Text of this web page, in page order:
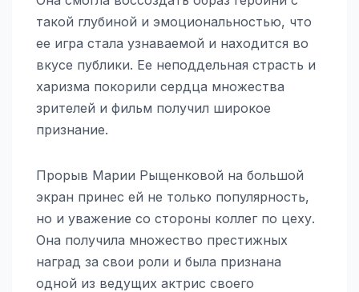
такой глубиной и эмоциональностью, что
ее игра стала узнаваемой и находится во
вкусе публики. Ее неподдельная страсть и
харизма покорили сердца множества
зрителей и фильм получил широкое
признание.
Прорыв Марии Рыщенковой на большой
экран принес ей не только популярность,
но и уважение со стороны коллег по цеху.
Она получила множество престижных
наград за свои роли и была признана
одной из ведущих актрис своего